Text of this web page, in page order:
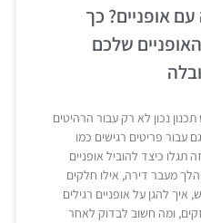
אופניים? כך
שלכם
נכון לא רק עבור הרהיטים
עבור פריטים רגישים כמו
תגלו כיצד להוביל אופניים
מעבר דירה, אילו חלקים
להגן על אופניים רגילים
ומה חשוב לבדוק לאחר